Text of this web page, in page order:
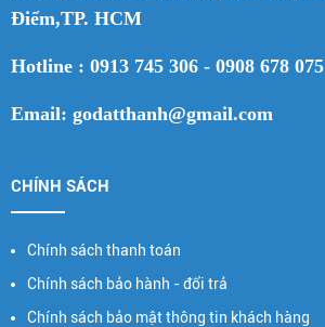
Điểm,TP. HCM
Hotline : 0913 745 306 - 0908 678 075
Email: godatthanh@gmail.com
CHÍNH SÁCH
Chính sách thanh toán
Chính sách bảo hành - đổi trả
Chính sách bảo mật thông tin khách hàng